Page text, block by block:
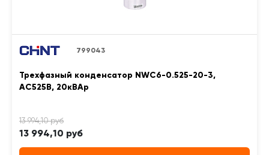
799043
Трехфазный конденсатор NWC6-0.525-20-3,
АС525В, 20кВАр
13 994,10 руб